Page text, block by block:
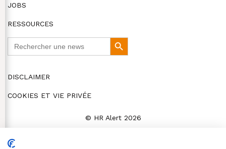
JOBS
RESSOURCES
Search
Button
DISCLAIMER
COOKIES ET VIE PRIVÉE
© HR Alert 2026